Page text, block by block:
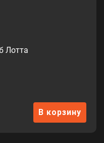
Лотта
В корзину